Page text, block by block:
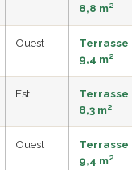
8,8 m²
Ouest
Terrasse
9,4 m²
Est
Terrasse
8,3 m²
Ouest
Terrasse
9,4 m²